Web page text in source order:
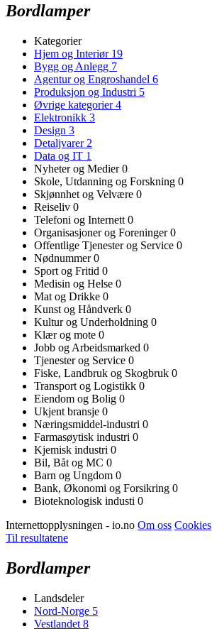
Bordlamper
Kategorier
Hjem og Interiør 19
Bygg og Anlegg 7
Agentur og Engroshandel 6
Produksjon og Industri 5
Øvrige kategorier4
Elektronikk 3
Design 3
Detaljvarer 2
Data og IT 1
Nyheter og Medier0
Skole, Utdanning og Forskning 0
Skjønnhet og Velvære 0
Reiseliv 0
Telefoni og Internett 0
Organisasjoner og Foreninger0
Offentlige Tjenester og Service 0
Nødnummer0
Sport og Fritid 0
Medisin og Helse 0
Mat og Drikke 0
Kunst og Håndverk 0
Kultur og Underholdning 0
Klær og mote 0
Jobb og Arbeidsmarked 0
Tjenester og Service 0
Fiske, Landbruk og Skogbruk 0
Transport og Logistikk 0
Eiendom og Bolig 0
Ukjent bransje 0
Næringsmiddel-industri 0
Farmasøytisk industri 0
Kjemisk industri 0
Bil, Båt og MC 0
Barn og Ungdom 0
Bank, Økonomi og Forsikring 0
Bioteknologisk industi 0
Internettopplysningen - io.no Om oss Cookies
Til resultatene
Bordlamper
Landsdeler
Nord-Norge 5
Vestlandet 8